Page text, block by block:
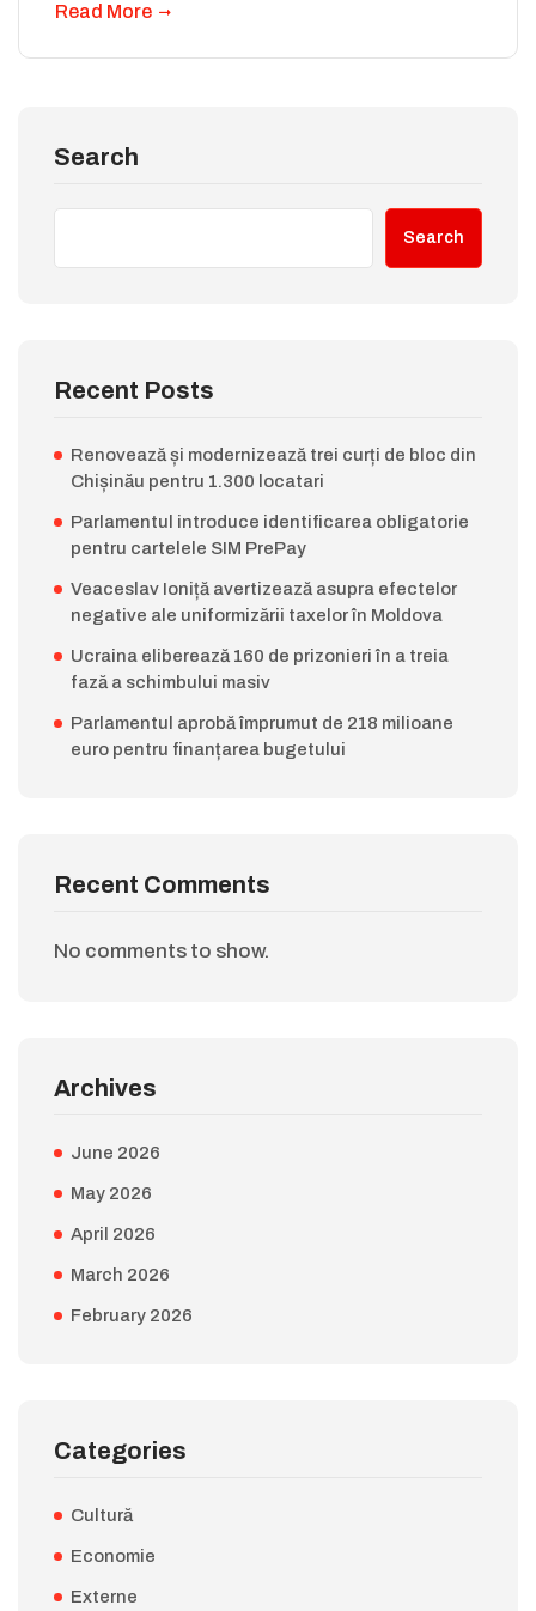
Read More
Search
Search
Recent Posts
Renovează și modernizează trei curți de bloc din
Chișinău pentru 1.300 locatari
Parlamentul introduce identificarea obligatorie
pentru cartelele SIM PrePay
Veaceslav Ioniță avertizează asupra efectelor
negative ale uniformizării taxelor în Moldova
Ucraina eliberează 160 de prizonieri în a treia
fază a schimbului masiv
Parlamentul aprobă împrumut de 218 milioane
euro pentru finanțarea bugetului
Recent Comments
No comments to show.
Archives
June 2026
May 2026
April 2026
March 2026
February 2026
Categories
Cultură
Economie
Externe